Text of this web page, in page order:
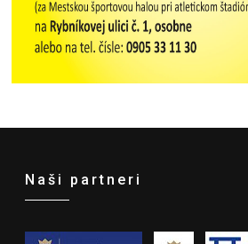
Naši partneri